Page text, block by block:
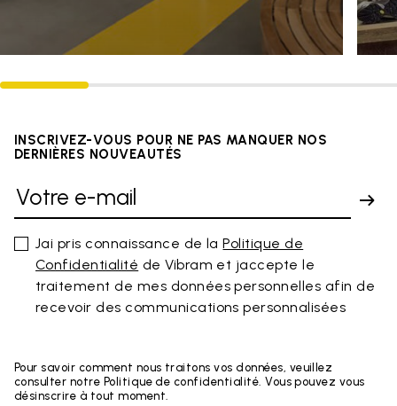
INSCRIVEZ-VOUS POUR NE PAS MANQUER NOS
DERNIÈRES NOUVEAUTÉS
Jai pris connaissance de laPolitique de
Confidentialité de Vibram et jaccepte le
traitement de mes données personnelles afin de
recevoir des communications personnalisées
Pour savoir comment nous traitons vos données, veuillez
consulter notre Politique de confidentialité. Vous pouvez vous
désinscrire à tout moment.